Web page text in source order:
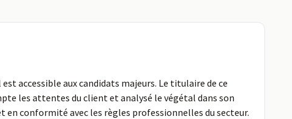
accessible aux candidats majeurs. Le titulaire de ce
les attentes du client et analysé le végétal dans son
en conformité avec les règles professionnelles du secteur.